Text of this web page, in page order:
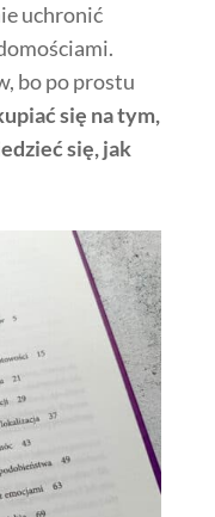
uchronić
bo po prostu
się na tym,
się, jak